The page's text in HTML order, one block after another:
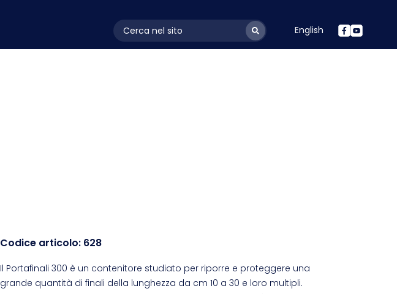
layoutSearchLabel English
Codice articolo: 628
Il Portafinali 300 è un contenitore studiato per riporre e proteggere una
grande quantità di finali della lunghezza da cm 10 a 30 e loro multipli.